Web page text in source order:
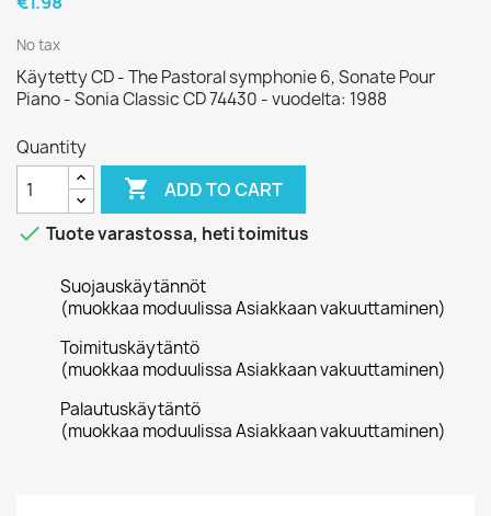
No tax
Käytetty CD - The Pastoral symphonie 6, Sonate Pour
Piano - Sonia Classic CD 74430 - vuodelta: 1988
Quantity
 ADD TO CART
 Tuote varastossa, heti toimitus
Suojauskäytännöt
(muokkaa moduulissa Asiakkaan vakuuttaminen)
Toimituskäytäntö
(muokkaa moduulissa Asiakkaan vakuuttaminen)
Palautuskäytäntö
(muokkaa moduulissa Asiakkaan vakuuttaminen)